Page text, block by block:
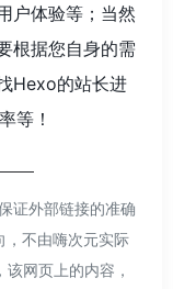
户体验等；当然
根据您自身的需
Hexo的站长进
等！
证外部链接的准确
，不由嗨次元实际
网页上的内容，